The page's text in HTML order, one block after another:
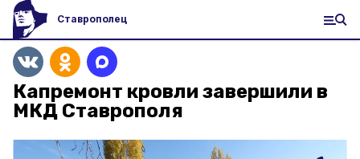
Ставрополец
Капремонт кровли завершили в
МКД Ставрополя